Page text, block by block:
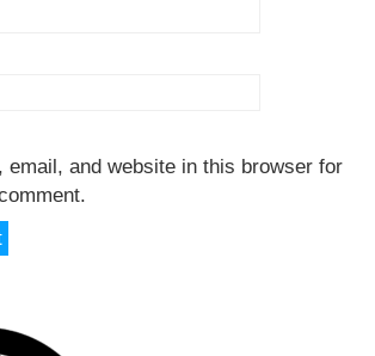
email, and website in this browser for